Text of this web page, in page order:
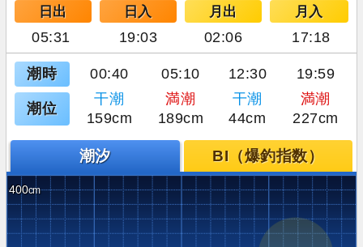
日出 日入 月出 月入
05:31 19:03 02:06 17:18
潮時 00:40 05:10 12:30 19:59
潮位
干潮 満潮 干潮
満潮
159cm
189cm 44cm 227cm
潮汐 BI（爆釣指数）
400